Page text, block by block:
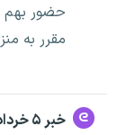
حضور بهم
مقرر به